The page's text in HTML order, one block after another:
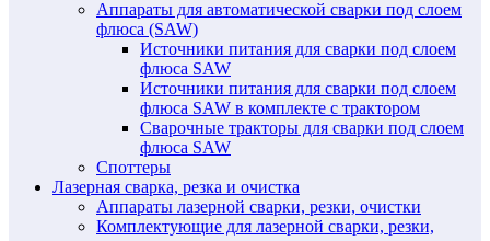
Аппараты для автоматической сварки под слоем
флюса (SAW)
Источники питания для сварки под слоем
флюса SAW
Источники питания для сварки под слоем
флюса SAW в комплекте с трактором
Сварочные тракторы для сварки под слоем
флюса SAW
Споттеры
Лазерная сварка, резка и очистка
Аппараты лазерной сварки, резки, очистки
Комплектующие для лазерной сварки, резки,